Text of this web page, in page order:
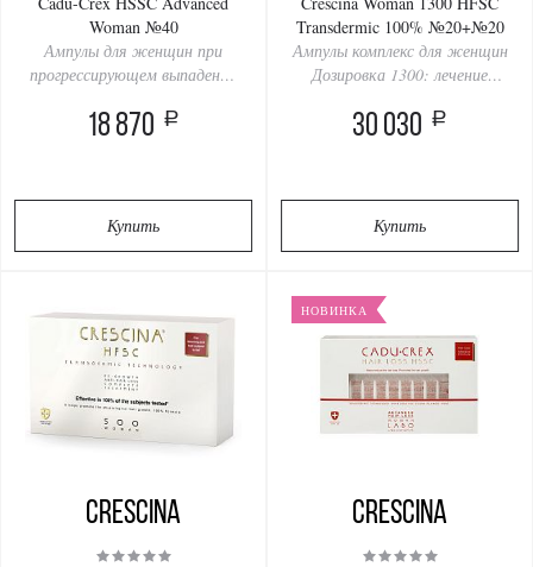
Woman №40
Ампулы для женщин при
прогрессирующем выпадении
18 870 a
Купить
Transdermic 100% №20+№20
Ампулы комплекс для женщин
Дозировка 1300: лечение
поредения волос, лечение
30 030 a
Купить
Crescina
НОВИНКА
Crescina